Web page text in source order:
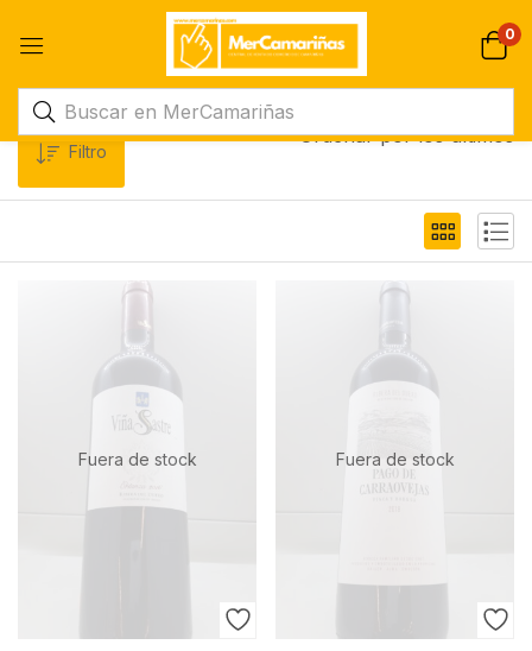
0
Filtro
Ordenar por los últimos
Fuera de stock Fuera de stock